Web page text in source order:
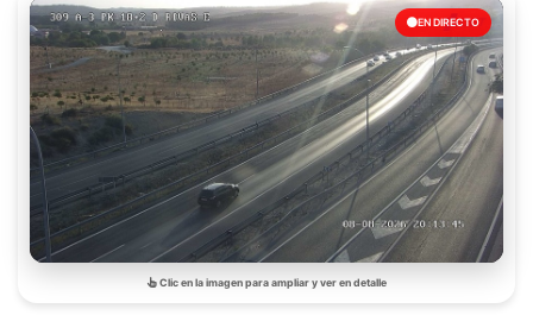
EN DIRECTO
Clic en la imagen para ampliar y ver en detalle